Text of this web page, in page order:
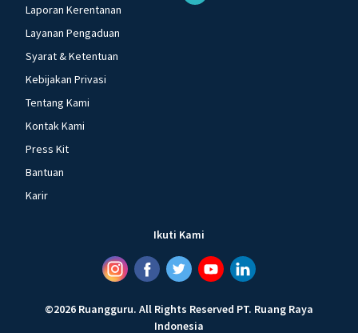
Laporan Kerentanan
Layanan Pengaduan
Syarat & Ketentuan
Kebijakan Privasi
Tentang Kami
Kontak Kami
Press Kit
Bantuan
Karir
Ikuti Kami
©2026 Ruangguru. All Rights Reserved PT. Ruang Raya
Indonesia